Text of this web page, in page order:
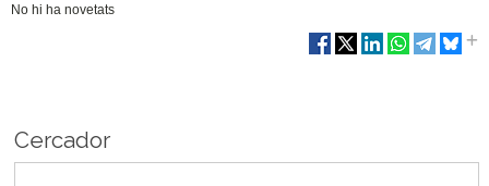
No hi ha novetats
Cercador